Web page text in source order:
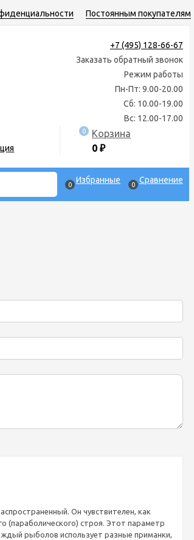
Постоянным покупателям
+7 (495) 128-66-67
Заказать обратный звонок
Режим работы
Пн-Пт: 9.00-20.00
Сб: 10.00-19.00
Вс: 12.00-17.00
0
Корзина
0 ₽
0 Избранные 0 Сравнение
Он чувствителен, как
(параболического) строя. Этот параметр
рыболов использует разные приманки,